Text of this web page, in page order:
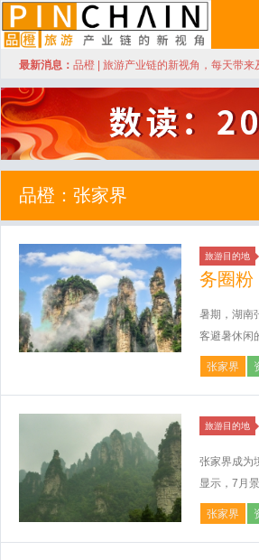
品橙旅游
最新消息： 品橙 | 旅游产业链的新视角，每天带
品橙：张家界
旅游目的地
务圈粉
暑期，湖南
客避暑休闲
张家界
旅游目的地
张家界成为
显示，7月
张家界